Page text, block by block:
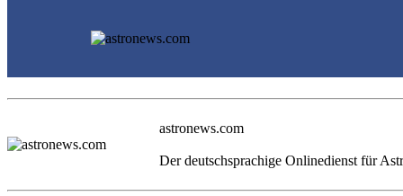
astronews.com
Der deutschsprachige Onlinedienst für